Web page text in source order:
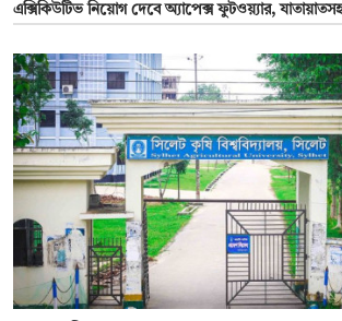
এক্সিকিউটিভ নিয়োগ দেবে অ্যাপেক্স ফুটওয়্যার,